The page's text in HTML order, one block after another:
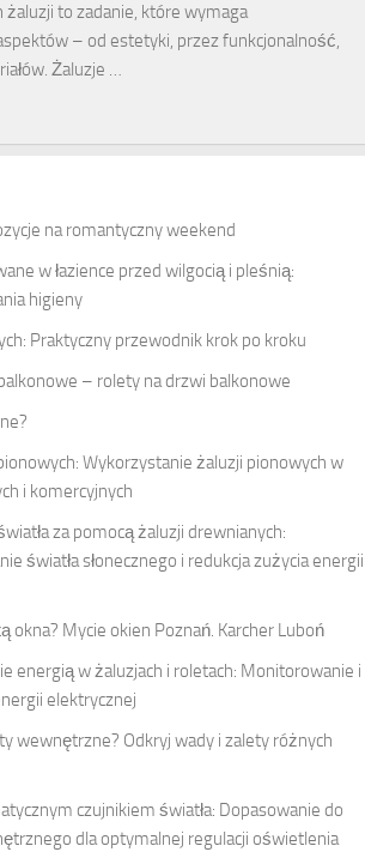
to zadanie, które wymaga
– od estetyki, przez funkcjonalność,
Żaluzje …
naromantyczny weekend
w łazience przed wilgocią i pleśnią:
higieny
Praktyczny przewodnik krok po kroku
– rolety na drzwi balkonowe
Wykorzystanie żaluzji pionowych w
i komercyjnych
za pomocą żaluzji drewnianych:
światła słonecznego i redukcja zużycia energii
okna? Mycie okien Poznań. Karcher Luboń
energią w żaluzjach i roletach: Monitorowanie i
elektrycznej
wewnętrzne? Odkryj wady i zalety różnych
czujnikiem światła: Dopasowanie do
dla optymalnej regulacji oświetlenia